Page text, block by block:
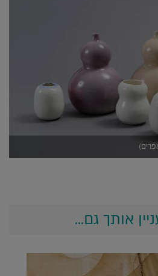
אותך גם...